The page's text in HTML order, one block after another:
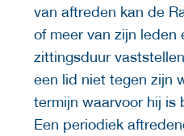
van aftreden kan de
of meer van zijn leden
zittingsduur
een lid niet tegen zijn
termijn waarvoor hij is
Een periodiek